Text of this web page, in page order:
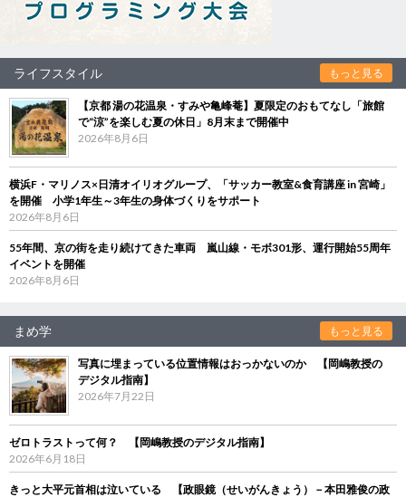
ライフスタイル もっと見る
【京都 湯の花温泉・すみや亀峰菴】夏限定のおもてなし「旅館
で“涼”を楽しむ夏の休日」8月末まで開催中
2026年8月6日
横浜F・マリノス×日清オイリオグループ、「サッカー教室&食育講座 in 宮崎」
を開催 小学1年生～3年生の身体づくりをサポート
2026年8月6日
55年間、京の街を走り続けてきた車両 嵐山線・モボ301形、運行開始55周年
イベントを開催
2026年8月6日
まめ学 もっと見る
写真に埋まっている位置情報はおっかないのか 【岡嶋教授の
デジタル指南】
2026年7月22日
ゼロトラストって何？ 【岡嶋教授のデジタル指南】
2026年6月18日
きっと大平元首相は泣いている 【政眼鏡（せいがんきょう）－本田雅俊の政